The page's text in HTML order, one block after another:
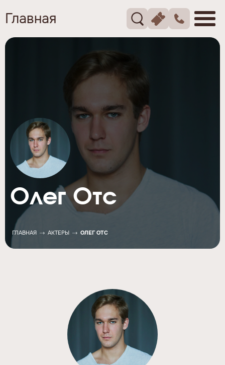
Главная
Олег Отс
ГЛАВНАЯ АКТЕРЫ ОЛЕГ ОТС